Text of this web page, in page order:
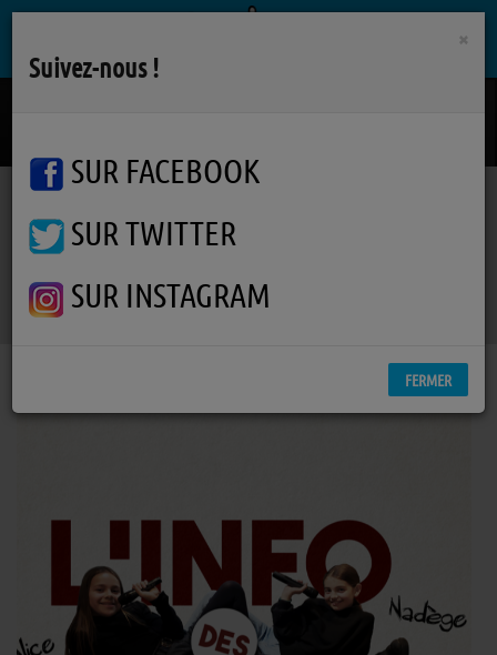
Podcasts L'info des Pipelettes
L'info des Pipelettes
×
Suivez-nous !
SUR FACEBOOK
SUR TWITTER
SUR INSTAGRAM
FERMER